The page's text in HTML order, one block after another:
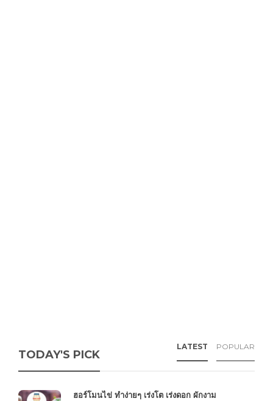
TODAY'S PICK
LATEST POPULAR
ฮอร์โมนไข่ ทำง่ายๆ เร่งโต เร่งดอก ผักงาม